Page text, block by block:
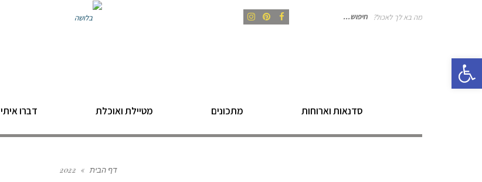
פתח סרגל נגישות
מה בא לך לאכול? חיפוש Facebook
Pinterest
Instagram
סדנאות וארוחות מתכונים מטיילת ואוכלת דברו איתי
דף הבית »
2022